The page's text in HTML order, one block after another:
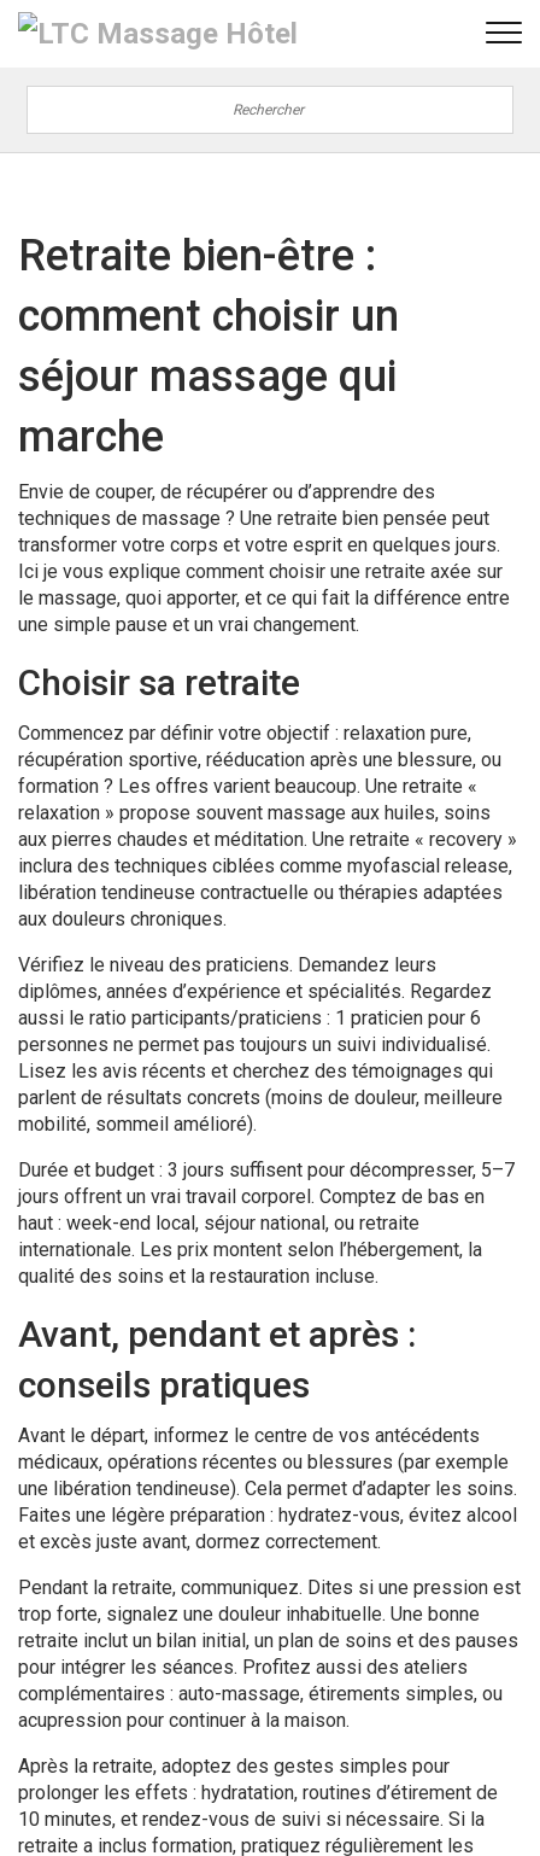
Retraite bien-être :
comment choisir un
séjour massage qui
marche
Envie de couper, de récupérer ou d’apprendre des
techniques de massage ? Une retraite bien pensée peut
transformer votre corps et votre esprit en quelques jours.
Ici je vous explique comment choisir une retraite axée sur
le massage, quoi apporter, et ce qui fait la différence entre
une simple pause et un vrai changement.
Choisir sa retraite
Commencez par définir votre objectif : relaxation pure,
récupération sportive, rééducation après une blessure, ou
formation ? Les offres varient beaucoup. Une retraite «
relaxation » propose souvent massage aux huiles, soins
aux pierres chaudes et méditation. Une retraite « recovery »
inclura des techniques ciblées comme myofascial release,
libération tendineuse contractuelle ou thérapies adaptées
aux douleurs chroniques.
Vérifiez le niveau des praticiens. Demandez leurs
diplômes, années d’expérience et spécialités. Regardez
aussi le ratio participants/praticiens : 1 praticien pour 6
personnes ne permet pas toujours un suivi individualisé.
Lisez les avis récents et cherchez des témoignages qui
parlent de résultats concrets (moins de douleur, meilleure
mobilité, sommeil amélioré).
Durée et budget : 3 jours suffisent pour décompresser, 5–7
jours offrent un vrai travail corporel. Comptez de bas en
haut : week-end local, séjour national, ou retraite
internationale. Les prix montent selon l’hébergement, la
qualité des soins et la restauration incluse.
Avant, pendant et après :
conseils pratiques
Avant le départ, informez le centre de vos antécédents
médicaux, opérations récentes ou blessures (par exemple
une libération tendineuse). Cela permet d’adapter les soins.
Faites une légère préparation : hydratez-vous, évitez alcool
et excès juste avant, dormez correctement.
Pendant la retraite, communiquez. Dites si une pression est
trop forte, signalez une douleur inhabituelle. Une bonne
retraite inclut un bilan initial, un plan de soins et des pauses
pour intégrer les séances. Profitez aussi des ateliers
complémentaires : auto-massage, étirements simples, ou
acupression pour continuer à la maison.
Après la retraite, adoptez des gestes simples pour
prolonger les effets : hydratation, routines d’étirement de
10 minutes, et rendez-vous de suivi si nécessaire. Si la
retraite a inclus formation, pratiquez régulièrement les